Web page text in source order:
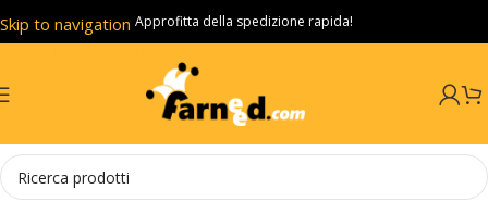
Skip to navigation
Skip to main content
Approfitta della spedizione rapida!